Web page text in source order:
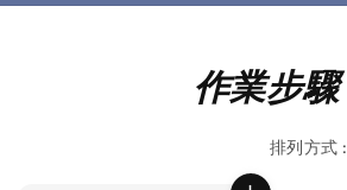
作業步驟
排列方式 :